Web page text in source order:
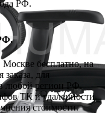
РФ.
бесплатно, на
для
любой регион РФ.
ТК и удаленности.
стоимости.